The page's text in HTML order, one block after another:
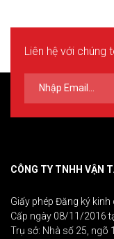
Liên hệ với chúng
CÔNG TY TNHH VẬN
Giấy phép Đăng ký
Cấp ngày 08/11/2016
Trụ sở: Nhà số 25, ngõ